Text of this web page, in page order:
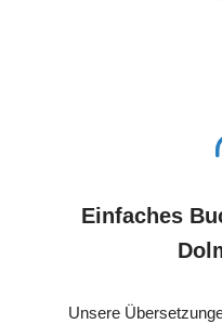
Einfaches
Unsere